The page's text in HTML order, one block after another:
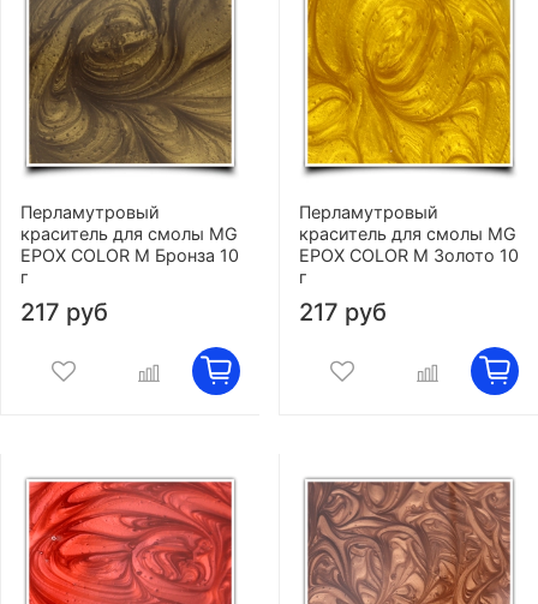
Перламутровый
краситель для смолы MG
EPOX COLOR M Бронза 10
г
217 руб
Перламутровый
краситель для смолы MG
EPOX COLOR M Золото 10
г
217 руб